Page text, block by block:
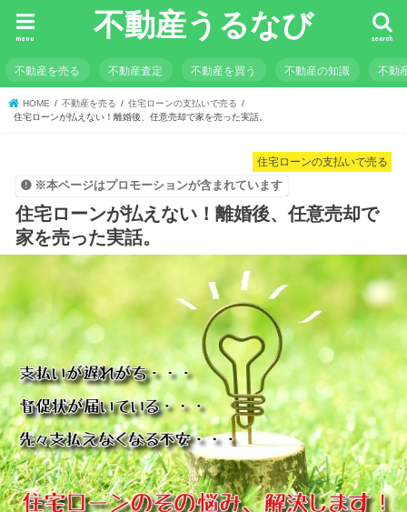
不動産うるなび search
menu
不動産を売る 不動産査定 不動産を買う 不動産の知識 不動
HOME 不動産を売る
住宅ローンの支払いで売る
住宅ローンが払えない！離婚後、任意売却で家を売った実話。
住宅ローンの支払いで売る
※本ページはプロモーションが含まれています
住宅ローンが払えない！離婚後、任意売却で
家を売った実話。